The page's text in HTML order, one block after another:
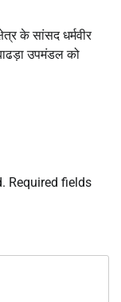
के सांसद धर्मवीर
उपमंडल को
Required fields